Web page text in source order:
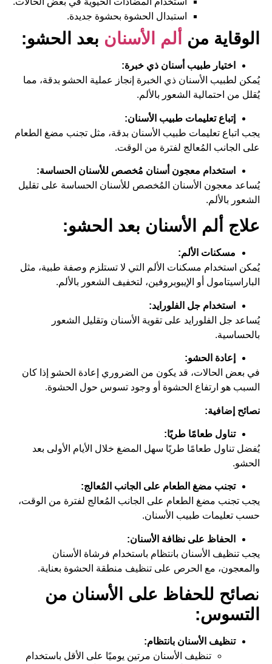
استبدال الحشوة بحشوة جديدة.
الوقاية من ألم الأسنان بعد الحشو:
اختيار طبيب أسنان ذي خبرة:
يُمكن لطبيب الأسنان ذي الخبرة إنجاز عملية الحشو بدقة، مما
يُقلل من احتمالية الشعور بالألم.
إتباع تعليمات طبيب الأسنان:
يجب اتباع تعليمات طبيب الأسنان بدقة، مثل تجنب مضغ الطعام
على الجانب المُعالج لفترة من الوقت.
استخدام معجون أسنان مُخصص للأسنان الحساسة:
يُساعد معجون الأسنان المُخصص للأسنان الحساسة على تقليل
الشعور بالألم.
علاج ألم الأسنان بعد الحشو:
مسكنات الألم:
يُمكن استخدام مسكنات الألم التي لا تستلزم وصفة طبية، مثل
الباراسيتامول أو الإيبوبروفين، لتخفيف الشعور بالألم.
استخدام جل الفلورايد:
يُساعد جل الفلورايد على تقوية الأسنان وتقليل الشعور
بالحساسية.
إعادة الحشو:
في بعض الحالات، قد يكون من الضروري إعادة الحشو إذا كان
السبب هو ارتفاع الحشوة أو وجود تسوس حول الحشوة.
نصائح إضافية:
تناول طعامًا طريًا:
يُفضل تناول طعامًا طريًا سهل المضغ خلال الأيام الأولى بعد
الحشو.
تجنب مضغ الطعام على الجانب المُعالج:
يجب تجنب مضغ الطعام على الجانب المُعالج لفترة من الوقت،
حسب تعليمات طبيب الأسنان.
الحفاظ على نظافة الأسنان:
يجب تنظيف الأسنان بانتظام باستخدام فرشاة الأسنان
والمعجون، مع الحرص على تنظيف منطقة الحشوة بعناية.
نصائح للحفاظ على الأسنان من
التسوس:
تنظيف الأسنان بانتظام:
تنظيف الأسنان مرتين يوميًا على الأقل باستخدام